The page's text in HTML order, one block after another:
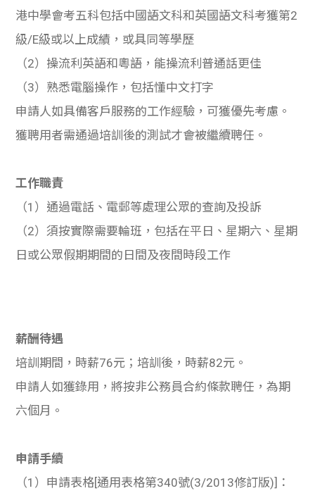
港中學會考五科包括中國語文科和英國語文科考獲第2
級/E級或以上成績，或具同等學歷
（2）操流利英語和粵語，能操流利普通話更佳
（3）熟悉電腦操作，包括懂中文打字
申請人如具備客戶服務的工作經驗，可獲優先考慮。
獲聘用者需通過培訓後的測試才會被繼續聘任。
工作職責
（1）通過電話、電郵等處理公眾的查詢及投訴
（2）須按實際需要輪班，包括在平日、星期六、星期
日或公眾假期期間的日間及夜間時段工作
薪酬待遇
培訓期間，時薪76元；培訓後，時薪82元。
申請人如獲錄用，將按非公務員合約條款聘任，為期
六個月。
申請手續
（1）申請表格[通用表格第340號(3/2013修訂版)]：